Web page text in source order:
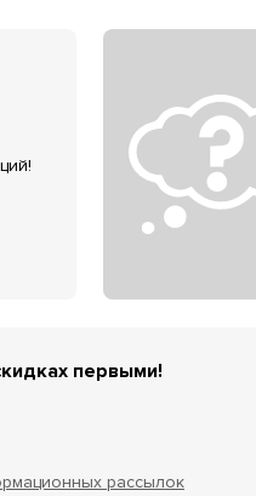
первыми!
рассылок